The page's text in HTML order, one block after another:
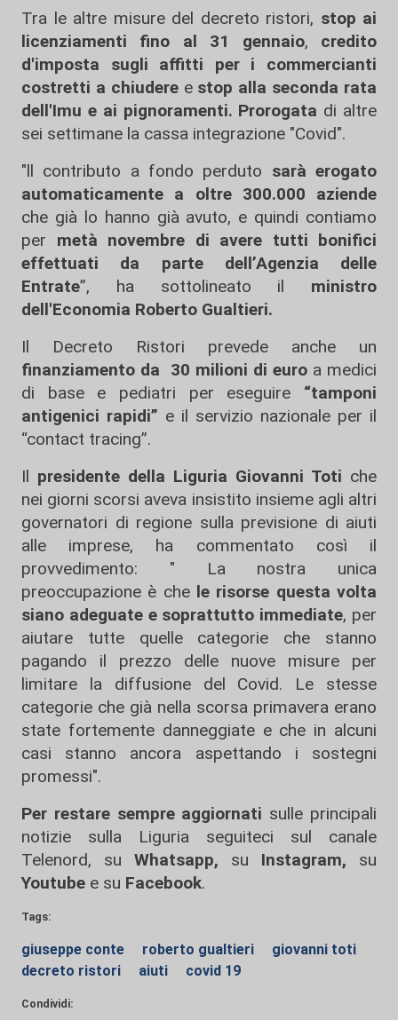
Tra le altre misure del decreto ristori, stop ai
licenziamenti fino al 31 gennaio, credito
d'imposta sugli affitti per i commercianti
costretti a chiuderee stop alla seconda rata
dell'Imu e ai pignoramenti. Prorogata di altre
sei settimane la cassa integrazione "Covid".
"ll contributo a fondo perduto sarà erogato
automaticamente a oltre 300.000 aziende
che già lo hanno già avuto, e quindi contiamo
per metà novembre di avere tutti bonifici
effettuati da parte dell’Agenzia delle
Entrate”, ha sottolineato il ministro
dell'Economia Roberto Gualtieri.
Il Decreto Ristori prevede anche un
finanziamento da 30 milioni di euro a medici
di base e pediatri per eseguire “tamponi
antigenici rapidi” e il servizio nazionale per il
“contact tracing”.
Il presidente della Liguria Giovanni Toti che
nei giorni scorsi aveva insistito insieme agli altri
governatori di regione sulla previsione di aiuti
alle imprese, ha commentato così il
provvedimento: " La nostra unica
preoccupazione è chele risorse questa volta
siano adeguate e soprattutto immediate, per
aiutare tutte quelle categorie che stanno
pagando il prezzo delle nuove misure per
limitare la diffusione del Covid. Le stesse
categorie che già nella scorsa primavera erano
state fortemente danneggiate e che in alcuni
casi stanno ancora aspettando i sostegni
promessi".
Per restare sempre aggiornati sulle principali
notizie sulla Liguria seguiteci sul canale
Telenord, su
Whatsapp, su Instagram, su
Youtube e su Facebook.
Tags:
giuseppe conte roberto gualtieri
giovanni toti
decreto ristori
aiuti covid 19
Condividi: